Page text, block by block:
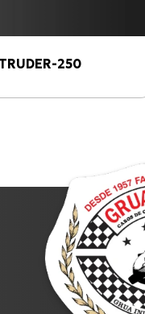
250